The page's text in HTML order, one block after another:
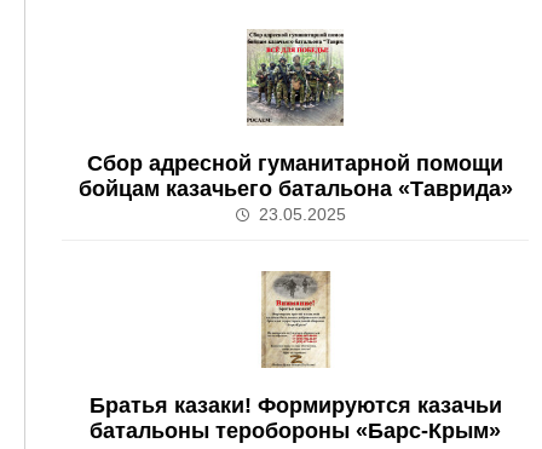
Сбор адресной гуманитарной помощи
бойцам казачьего батальона «Таврида»
23.05.2025
Братья казаки! Формируются казачьи
батальоны теробороны «Барс-Крым»